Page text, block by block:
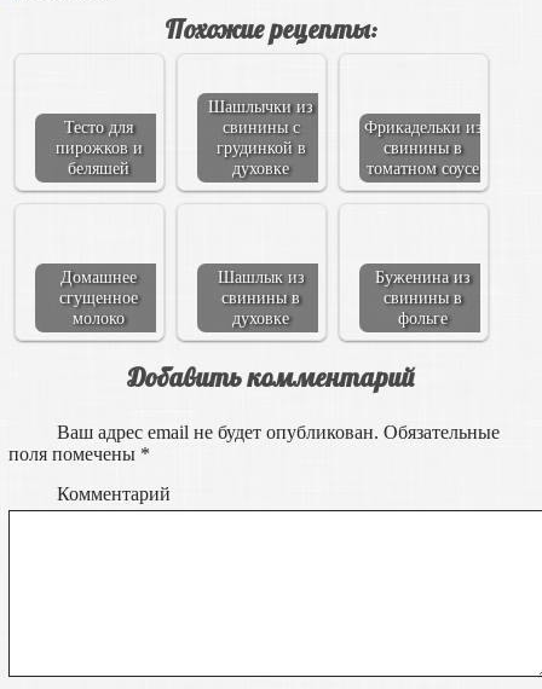
Похожие рецепты:
Тесто для
пирожков и
беляшей
Шашлычки из
свинины с
грудинкой в
духовке
Фрикадельки из
свинины в
томатном соусе
Домашнее
сгущенное
молоко
Шашлык из
свинины в
духовке
Буженина из
свинины в
фольге
Добавить комментарий
Ваш адрес email не будет опубликован. Обязательные
поля помечены *
Комментарий